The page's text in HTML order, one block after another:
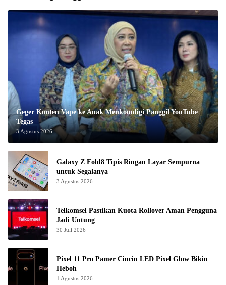
Geger Konten Vape ke Anak Menkomdigi Panggil YouTube
Tegas
3 Agustus 2026
Galaxy Z Fold8 Tipis Ringan Layar Sempurna
untuk Segalanya
3 Agustus 2026
Telkomsel Pastikan Kuota Rollover Aman Pengguna
Jadi Untung
30 Juli 2026
Pixel 11 Pro Pamer Cincin LED Pixel Glow Bikin
Heboh
1 Agustus 2026